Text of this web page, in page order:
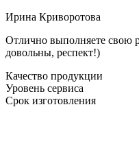
Ирина Криворотова
Отлично выполняете свою
довольны, респект!)
Качество продукции
Уровень сервиса
Срок изготовления